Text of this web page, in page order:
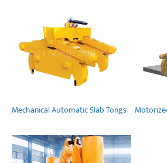
Mga Proyekto
Mga Blog
Mga Aplikasyon
Tungkol sa atin
Mechanical Automatic Slab Tongs